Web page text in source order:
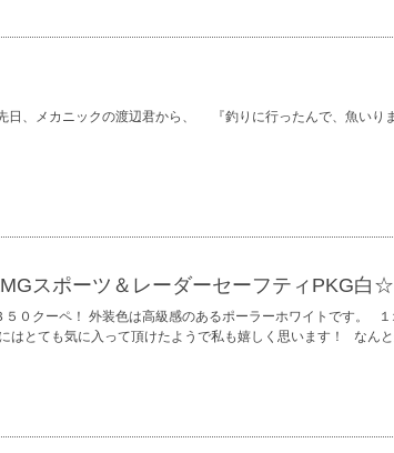
、メカニックの渡辺君から、 『釣りに行ったんで、魚いり
スポーツ＆レーダーセーフティPKG白☆
０クーペ！ 外装色は高級感のあるポーラーホワイトです。
はとても気に入って頂けたようで私も嬉しく思います！ なん